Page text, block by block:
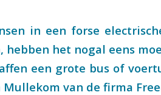
in een forse
hebben het nogal eens
een grote bus of
Mullekom van de firma